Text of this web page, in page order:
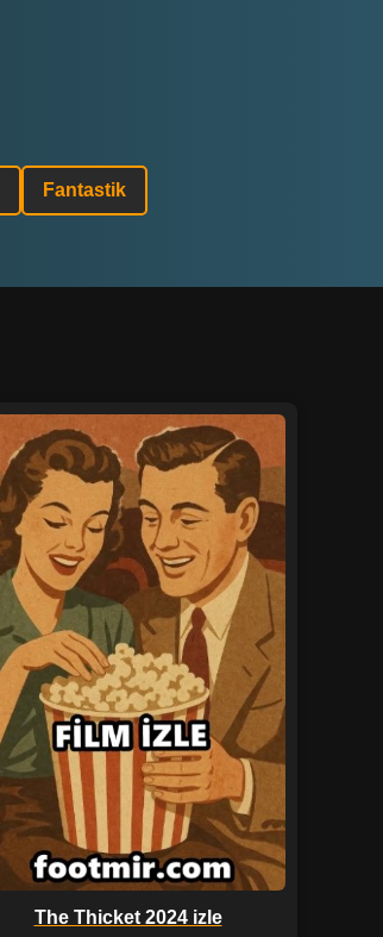
Fantastik
The Thicket 2024 izle